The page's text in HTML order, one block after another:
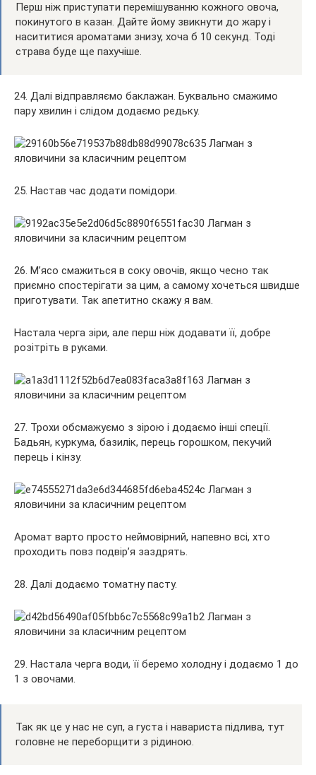
Перш ніж приступати перемішуванню кожного овоча,
покинутого в казан. Дайте йому звикнути до жару і
насититися ароматами знизу, хоча б 10 секунд. Тоді
страва буде ще пахучіше.
24. Далі відправляємо баклажан. Буквально смажимо
пару хвилин і слідом додаємо редьку.
25. Настав час додати помідори.
26. М’ясо смажиться в соку овочів, якщо чесно так
приємно спостерігати за цим, а самому хочеться швидше
приготувати. Так апетитно скажу я вам.
Настала черга зіри, але перш ніж додавати її, добре
розітріть в руками.
27. Трохи обсмажуємо з зірою і додаємо інші спеції.
Бадьян, куркума, базилік, перець горошком, пекучий
перець і кінзу.
Аромат варто просто неймовірний, напевно всі, хто
проходить повз подвір’я заздрять.
28. Далі додаємо томатну пасту.
29. Настала черга води, її беремо холодну і додаємо 1 до
1 з овочами.
Так як це у нас не суп, а густа і навариста підлива, тут
головне не переборщити з рідиною.